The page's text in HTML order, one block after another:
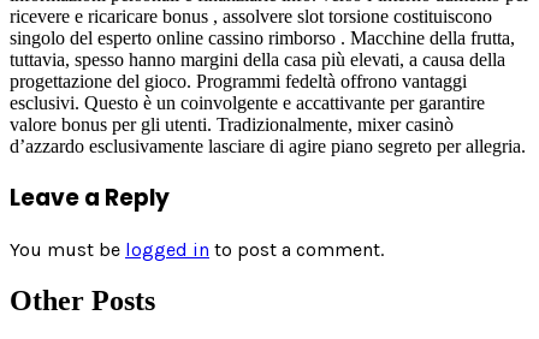
ricevere e ricaricare bonus , assolvere slot torsione costituiscono
singolo del esperto online cassino rimborso . Macchine della frutta,
tuttavia, spesso hanno margini della casa più elevati, a causa della
progettazione del gioco. Programmi fedeltà offrono vantaggi
esclusivi. Questo è un coinvolgente e accattivante per garantire
valore bonus per gli utenti. Tradizionalmente, mixer casinò
d’azzardo esclusivamente lasciare di agire piano segreto per allegria.
Leave a Reply
You must be logged in to post a comment.
Other Posts